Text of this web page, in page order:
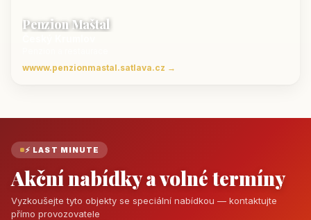
Penzion Maštal
wwww.penzionmastal.satlava.cz →
⚡ LAST MINUTE
Akční nabídky a volné termíny
Vyzkoušejte tyto objekty se speciální nabídkou — kontaktujte
přímo provozovatele